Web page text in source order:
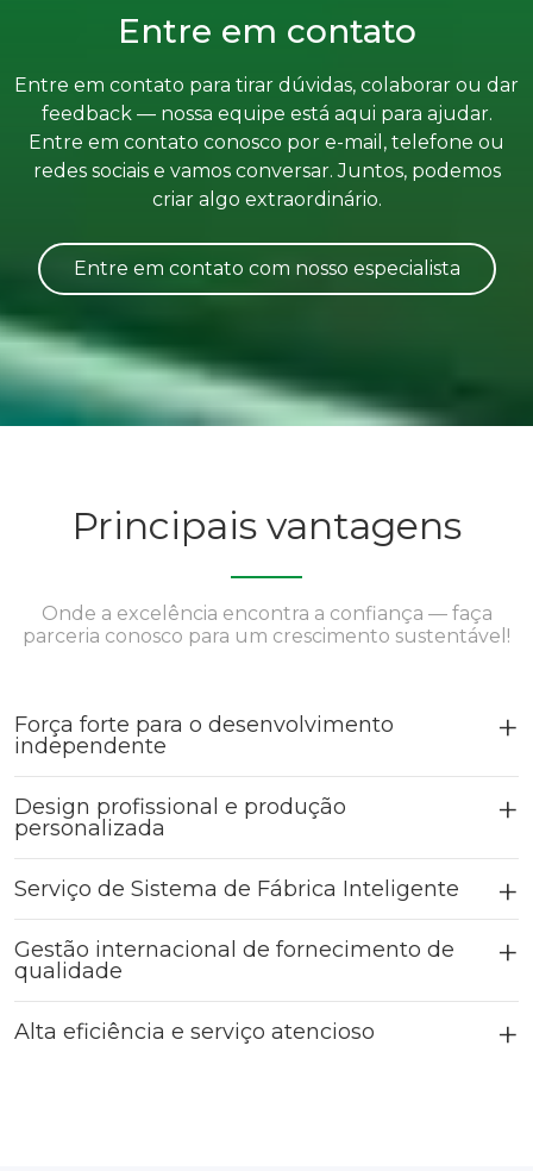
Entre em contato
Entre em contato para tirar dúvidas, colaborar ou dar
feedback — nossa equipe está aqui para ajudar.
Entre em contato conosco por e-mail, telefone ou
redes sociais e vamos conversar. Juntos, podemos
criar algo extraordinário.
Entre em contato com nosso especialista
Principais vantagens
Onde a excelência encontra a confiança — faça
parceria conosco para um crescimento sustentável!
Força forte para o desenvolvimento
independente
Design profissional e produção
personalizada
Serviço de Sistema de Fábrica Inteligente
Gestão internacional de fornecimento de
qualidade
Alta eficiência e serviço atencioso